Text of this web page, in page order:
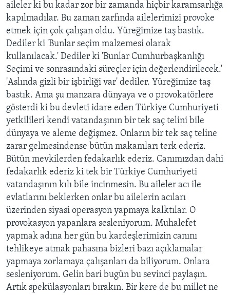
aileler ki bu kadar zor bir zamanda hiçbir karamsarlığa
kapılmadılar. Bu zaman zarfında ailelerimizi provoke
etmek için çok çalışan oldu. Yüreğimize taş bastık.
Dediler ki 'Bunlar seçim malzemesi olarak
kullanılacak.' Dediler ki 'Bunlar Cumhurbaşkanlığı
Seçimi ve sonrasındaki süreçler için değerlendirilecek.'
'Aslında gizli bir işbirliği var' dediler. Yüreğimize taş
bastık. Ama şu manzara dünyaya ve o provokatörlere
gösterdi ki bu devleti idare eden Türkiye Cumhuriyeti
yetkilileri kendi vatandaşının bir tek saç telini bile
dünyaya ve aleme değişmez. Onların bir tek saç teline
zarar gelmesindense bütün makamları terk ederiz.
Bütün mevkilerden fedakarlık ederiz. Canımızdan dahi
fedakarlık ederiz ki tek bir Türkiye Cumhuriyeti
vatandaşının kılı bile incinmesin. Bu aileler acı ile
evlatlarını beklerken onlar bu ailelerin acıları
üzerinden siyasi operasyon yapmaya kalktılar. O
provokasyon yapanlara sesleniyorum. Muhalefet
yapmak adına her gün bu kardeşlerimizin canını
tehlikeye atmak pahasına bizleri bazı açıklamalar
yapmaya zorlamaya çalışanları da biliyorum. Onlara
sesleniyorum. Gelin bari bugün bu sevinci paylaşın.
Artık spekülasyonları bırakın. Bir kere de bu millet ne